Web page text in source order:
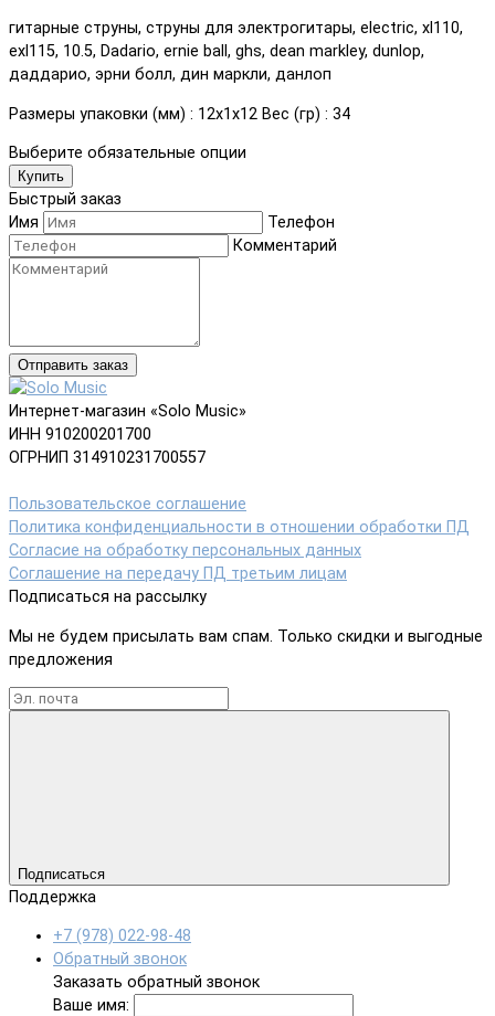
гитарные струны, струны для электрогитары, electric, xl110,
exl115, 10.5, Dadario, ernie ball, ghs, dean markley, dunlop,
даддарио, эрни болл, дин маркли, данлоп
Размеры упаковки (мм) : 12х1х12 Вес (гр) : 34
Выберите обязательные опции
Купить
Быстрый заказ
Имя
Телефон
Комментарий
Отправить заказ
Интернет-магазин «Solo Music»
ИНН 910200201700
ОГРНИП 314910231700557
Пользовательское соглашение
Политика конфиденциальности в отношении обработки ПД
Согласие на обработку персональных данных
Соглашение на передачу ПД третьим лицам
Подписаться на рассылку
Мы не будем присылать вам спам. Только скидки и выгодные
предложения
Подписаться
Поддержка
+7 (978) 022-98-48
Обратный звонок
Заказать обратный звонок
Ваше имя: